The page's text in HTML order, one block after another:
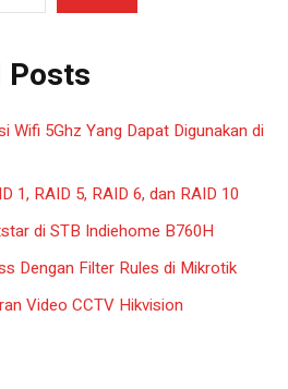
Posts
Wifi 5Ghz Yang Dapat Digunakan di
1, RAID 5, RAID 6, dan RAID 10
di STB Indiehome B760H
Dengan Filter Rules di Mikrotik
Video CCTV Hikvision